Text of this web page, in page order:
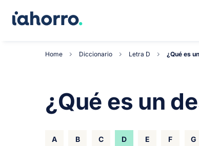
Home Diccionario Letra D ¿Qué es
¿Qué es un
A B C D E F G